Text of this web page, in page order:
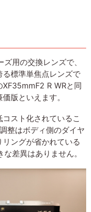
用の交換レンズで、
標準単焦点レンズで
R WRと同
版といえます。
スト化されているこ
整はボディ側のダイヤ
ングが省かれている
差異はありません。